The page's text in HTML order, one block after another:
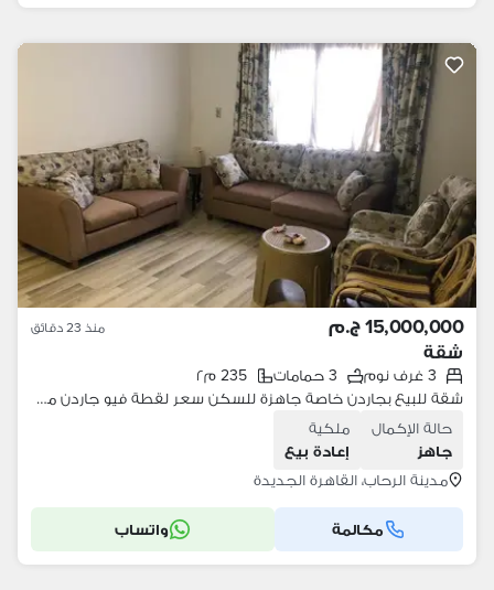
15,000,000 ج.م منذ 23 دقائق
شقة
3 غرف نوم 3 حمامات
235 م٢
شقة للبيع بجاردن خاصة جاهزة للسكن سعر لقطة فيو جاردن معاينات سهلة في الرحاب 1 - المرحلة الخامسة الجديدة - القاهرة الجديدة Al Rehab 1 - New Phase 5
حالة الإكمال
جاهز
ملكية
إعادة بيع
مدينة الرحاب، القاهرة الجديدة
مكالمة واتساب